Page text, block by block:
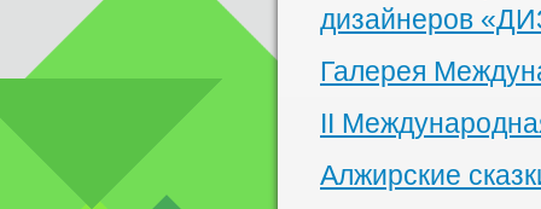
дизайнеров
Галерея
II
Алжирские